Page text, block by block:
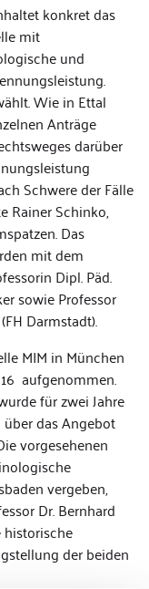
konkret das
mit
und
Wie in Ettal
Anträge
darüber
Schwere der Fälle
Rainer Schinko,
Das
mit dem
Dipl. Päd.
sowie Professor
Darmstadt).
MIM in München
aufgenommen.
für zwei Jahre
das Angebot
vorgesehenen
vergeben,
Dr. Bernhard
historische
der beiden